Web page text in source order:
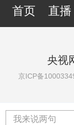
首页 直播
央视
京ICP备
我来说两句